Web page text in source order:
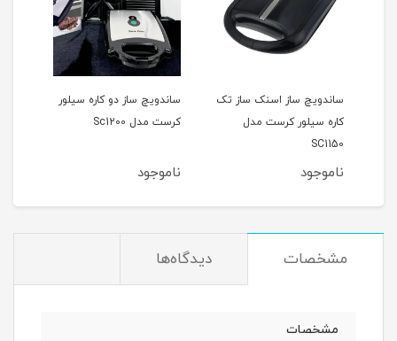
ساندویچ ساز اسنک ساز تک
کاره سیلور کرست مدل
SC1150
ناموجود
ساندویچ ساز دو کاره سیلور
کرست مدل Sc1200
ناموجود
مشخصات دیدگاه‌ها
مشخصات